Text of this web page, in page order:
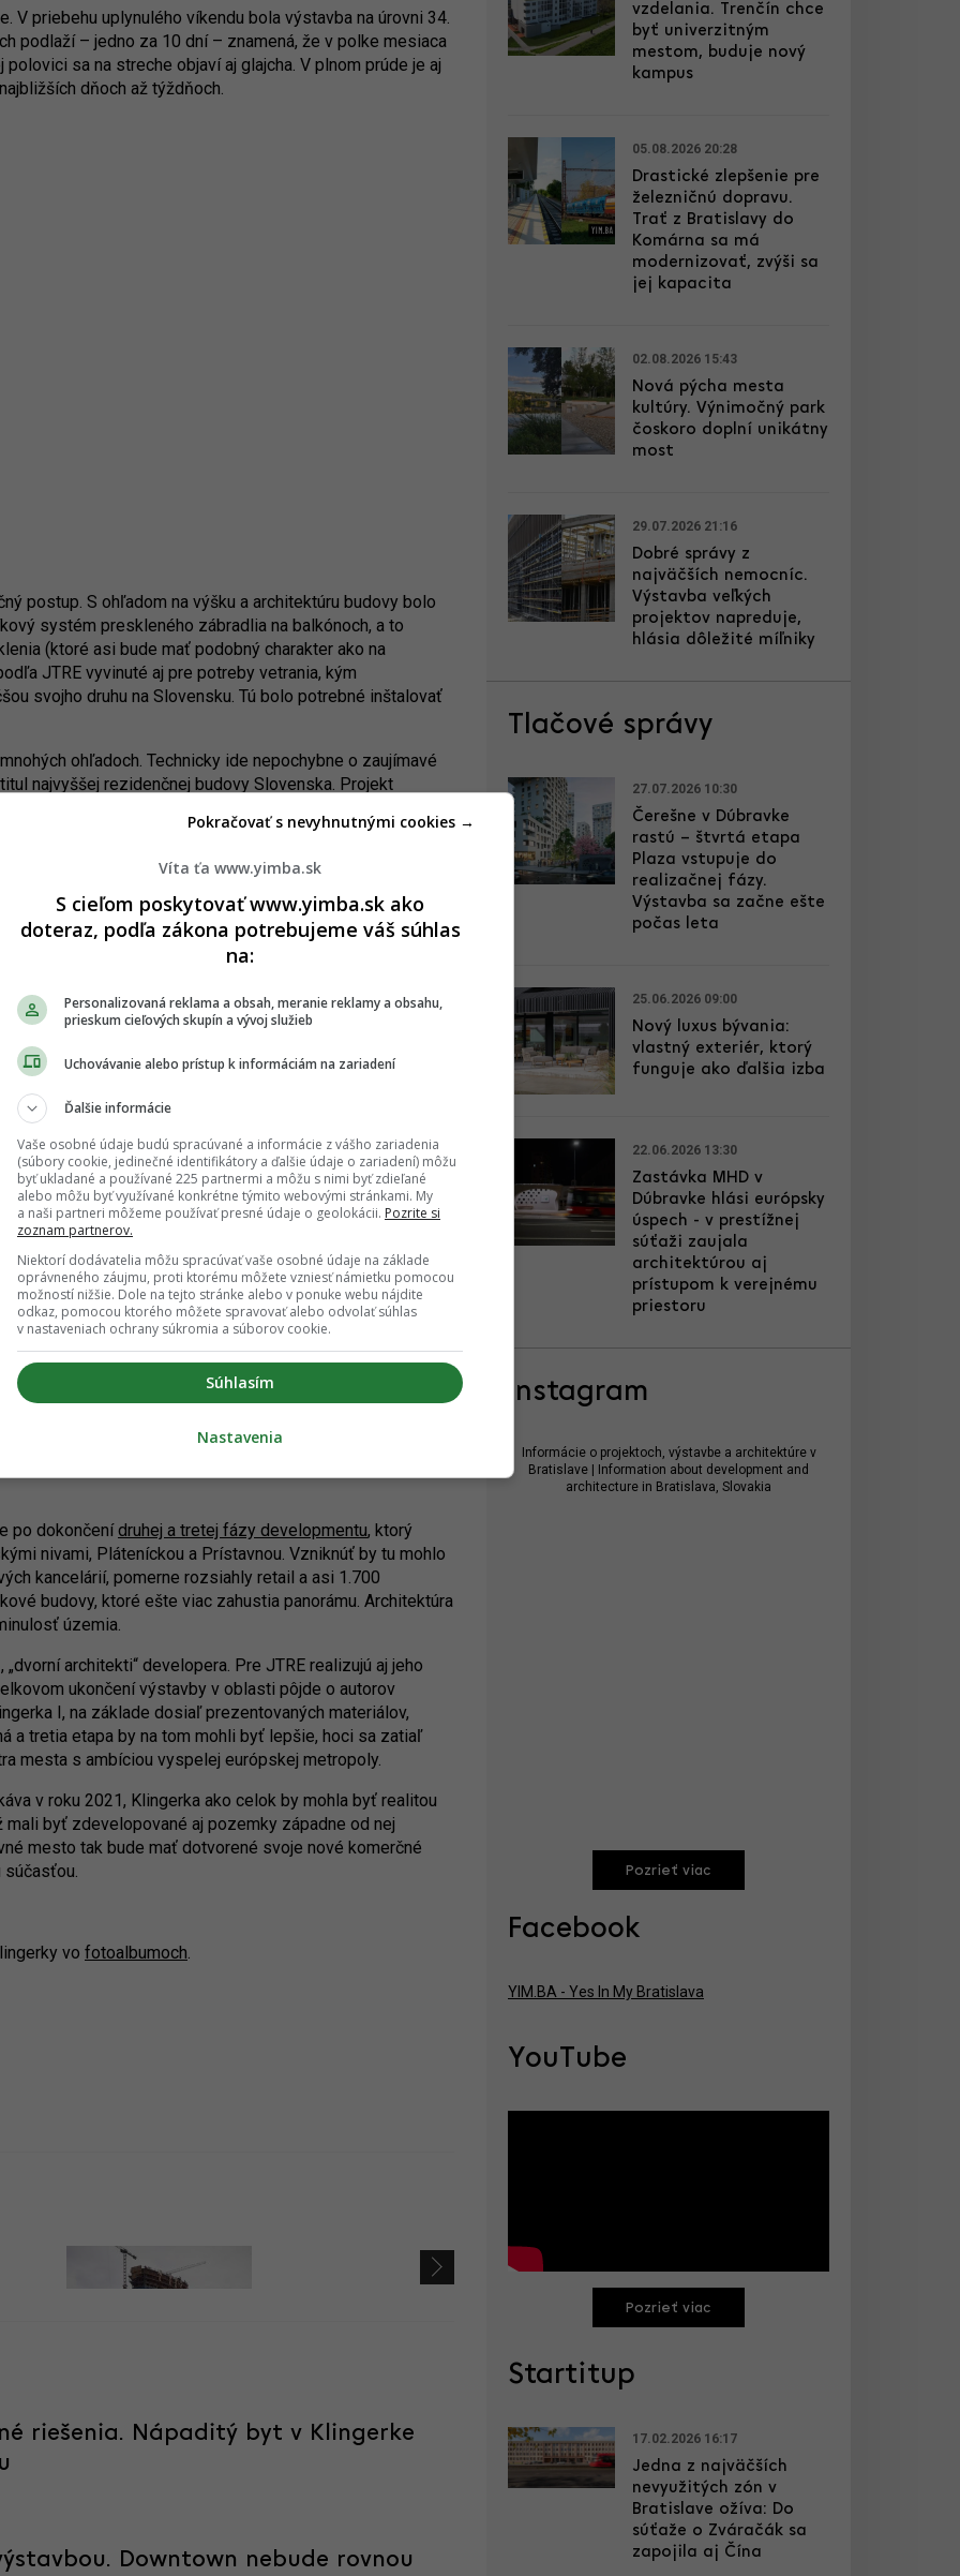
V priebehu uplynulého víkendu bola výstavba na úrovni 34.
podlaží – jedno za 10 dní – znamená, že v polke mesiaca
sa na streche objaví aj glajcha. V plnom prúde je aj
dňoch až týždňoch.
postup. S ohľadom na výšku a architektúru budovy bolo
systém preskleného zábradlia na balkónoch, a to
(ktoré asi bude mať podobný charakter ako na
JTRE vyvinuté aj pre potreby vetrania, kým
svojho druhu na Slovensku. Tú bolo potrebné inštalovať
ohľadoch. Technicky ide nepochybne o zaujímavé
najvyššej rezidenčnej budovy Slovenska. Projekt
z východnej strany, od Prístavného mosta. Pomerne
z priehľadov z mnohých ulíc mesta v štvrtiach Nivy
jednu z najmohutnejšie pôsobiacich budov v meste a dá
z najvýraznejších. V tomto prípade však pôjde asi sotva
nedávno pripomenulo, že pripravuje určité zlepšenia
pôsobiť o čosi lepšie.
developmentu, ktorý vymedzí rozvíjajúci sa
v ktorom vzniká, bol doteraz prakticky nevyužitý
– išlo o postindustriálnu a pomerne zanedbanú oblasť,
z vnútornej Bratislavy na konci 20. storočia. Teraz je
je jedným z prvých zásadných podnetov.
už z veľkej časti vypredané. Ako voľných je už
a dostupnejšie byty sa vypredali všetky. Projekt zaujal
a spočiatku aj cien, v priebehu času sa však ceny
veľkým potenciálom, patrí k výhodám projektu.
môže v určitých ohľadoch ovplyvniť kvalitu bývania.
sú koncipované ako butikové kancelárie, nemá ísť teda
priestorov bude napriek tomu presahovať
kantína na prízemí. Budova bude dosahovať certifikát
po dokončenídruhej a tretej fázy developmentu, ktorý
nivami, Pláteníckou a Prístavnou. Vzniknúť by tu mohlo
kancelárií, pomerne rozsiahly retail a asi 1.700
budovy, ktoré ešte viac zahustia panorámu. Architektúra
územia.
architekti“ developera. Pre JTRE realizujú aj jeho
ukončení výstavby v oblasti pôjde o autorov
I, na základe dosiaľ prezentovaných materiálov,
a tretia etapa by na tom mohli byť lepšie, hoci sa zatiaľ
mesta s ambíciou vyspelej európskej metropoly.
v roku 2021, Klingerka ako celok by mohla byť realitou
byť zdevelopované aj pozemky západne od nej
mesto tak bude mať dotvorené svoje nové komerčné
vo fotoalbumoch
riešenia. Nápaditý byt v Klingerke
Downtown nebude rovnou
vzdelania. Trenčín chce
byť univerzitným
mestom, buduje nový
kampus
05.08.2026 20:28
Drastické zlepšenie pre
železničnú dopravu.
Trať z Bratislavy do
Komárna sa má
modernizovať, zvýši sa
jej kapacita
02.08.2026 15:43
Nová pýcha mesta
kultúry. Výnimočný park
čoskoro doplní unikátny
most
29.07.2026 21:16
Dobré správy z
najväčších nemocníc.
Výstavba veľkých
projektov napreduje,
hlásia dôležité míľniky
Tlačové správy
27.07.2026 10:30
Čerešne v Dúbravke
rastú – štvrtá etapa
Plaza vstupuje do
realizačnej fázy.
Výstavba sa začne ešte
počas leta
25.06.2026 09:00
Nový luxus bývania:
vlastný exteriér, ktorý
funguje ako ďalšia izba
22.06.2026 13:30
Zastávka MHD v
Dúbravke hlási európsky
úspech - v prestížnej
súťaži zaujala
architektúrou aj
prístupom k verejnému
priestoru
Instagram
Informácie o projektoch, výstavbe a architektúre v
Bratislave | Information about development and
architecture in Bratislava, Slovakia
Pozrieť viac
Facebook
YIM.BA - Yes In My Bratislava
YouTube
Pozrieť viac
Startitup
17.02.2026 16:17
Jedna z najväčších
nevyužitých zón v
Bratislave ožíva: Do
súťaže o Zváračák sa
zapojila aj Čína
Víta ťa www.yimba.sk
S cieľom poskytovať www.yimba.sk ako
doteraz, podľa zákona potrebujeme váš súhlas
na:
Personalizovaná reklama a obsah, meranie reklamy a obsahu,
prieskum cieľových skupín a vývoj služieb
Uchovávanie alebo prístup k informáciám na zariadení
Ďalšie informácie
Vaše osobné údaje budú spracúvané a informácie z vášho zariadenia
(súbory cookie, jedinečné identifikátory a ďalšie údaje o zariadení) môžu
byť ukladané a používané 225 partnermi a môžu s nimi byť zdieľané
alebo môžu byť využívané konkrétne týmito webovými stránkami. My
a naši partneri môžeme používať presné údaje o geolokácii. Pozrite si
zoznam partnerov.
Niektorí dodávatelia môžu spracúvať vaše osobné údaje na základe
oprávneného záujmu, proti ktorému môžete vzniesť námietku pomocou
možností nižšie. Dole na tejto stránke alebo v ponuke webu nájdite
odkaz, pomocou ktorého môžete spravovať alebo odvolať súhlas
v nastaveniach ochrany súkromia a súborov cookie.
Súhlasím
Pokračovať s nevyhnutnými cookies →
Nastavenia